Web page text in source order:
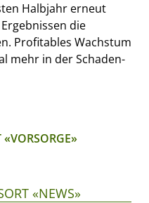
Halbjahr erneut
die
Profitables Wachstum
mehr in der Schaden-
«NEWS»